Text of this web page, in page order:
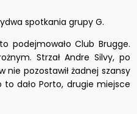
spotkania grupy G.
podejmowało Club Brugge.
Strzał Andre Silvy, po
nie pozostawił żadnej szansy
to dało Porto, drugie miejsce